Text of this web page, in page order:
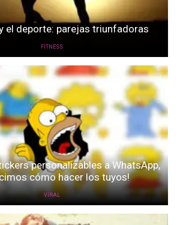
el deporte: parejas triunfadoras
FITNESS
personalizables a WhatsApp,
cómo hacer los tuyos!
VIRAL